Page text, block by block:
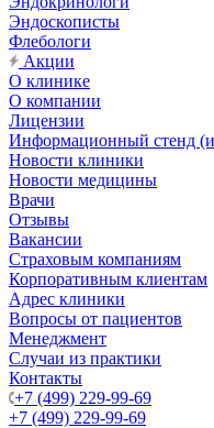
Эндоскописты
Флебологи
Акции
О клинике
О компании
Лицензии
Информационный стенд
Новости клиники
Новости медицины
Врачи
Отзывы
Вакансии
Страховым компаниям
Корпоративным клиентам
Адрес клиники
Вопросы от пациентов
Менеджмент
Случаи из практики
Контакты
+7 (499) 229-99-69
+7 (499) 229-99-69